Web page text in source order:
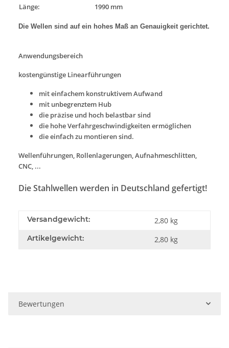
Länge: 1990 mm
Die Wellen sind auf ein hohes Maß an Genauigkeit gerichtet.
Anwendungsbereich
kostengünstige Linearführungen
mit einfachem konstruktivem Aufwand
mit unbegrenztem Hub
die präzise und hoch belastbar sind
die hohe Verfahrgeschwindigkeiten ermöglichen
die einfach zu montieren sind.
Wellenführungen, Rollenlagerungen, Aufnahmeschlitten,
CNC, ...
Die Stahlwellen werden in Deutschland gefertigt!
Versandgewicht: 2,80 kg
Artikelgewicht: 2,80 kg
Bewertungen